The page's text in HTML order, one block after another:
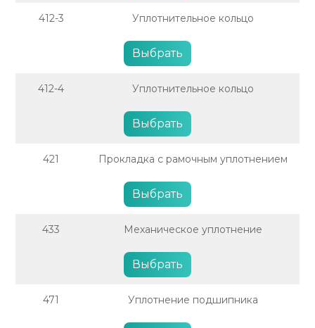
412-3 Уплотнительное кольцо
Выбрать
412-4 Уплотнительное кольцо
Выбрать
421 Прокладка с рамочным уплотнением
Выбрать
433 Механическое уплотнение
Выбрать
471 Уплотнение подшипника